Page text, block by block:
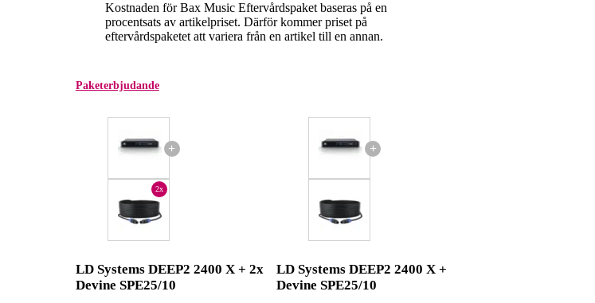
Kostnaden för Bax Music Eftervårdspaket baseras på en
procentsats av artikelpriset. Därför kommer priset på
eftervårdspaketet att variera från en artikel till en annan.
Paketerbjudande
+
2x
LD Systems DEEP2 2400 X + 2x
Devine SPE25/10
+
LD Systems DEEP2 2400 X +
Devine SPE25/10